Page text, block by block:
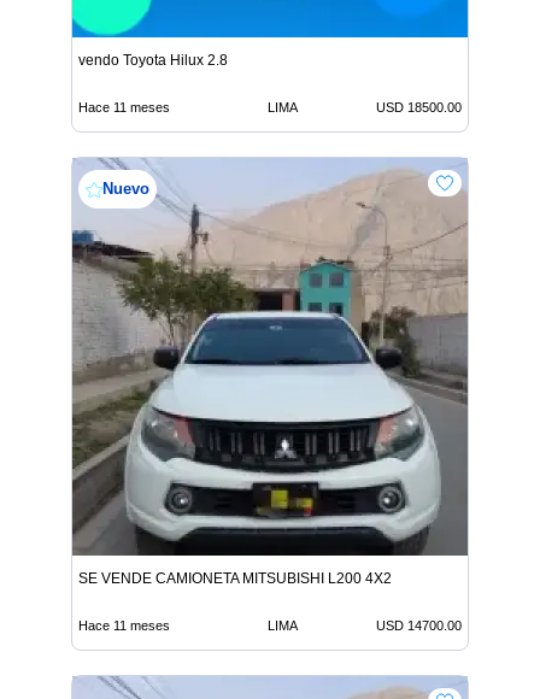
vendo Toyota Hilux 2.8
Hace 11 meses LIMA USD 18500.00
Nuevo
SE VENDE CAMIONETA MITSUBISHI L200 4X2
Hace 11 meses LIMA USD 14700.00